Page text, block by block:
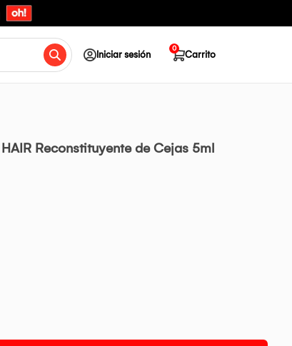
Iniciar sesión Carrito
0
Reconstituyente de Cejas 5ml